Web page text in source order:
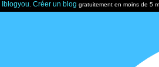
Iblogyou Créer un blog gratuitement en moins de 5